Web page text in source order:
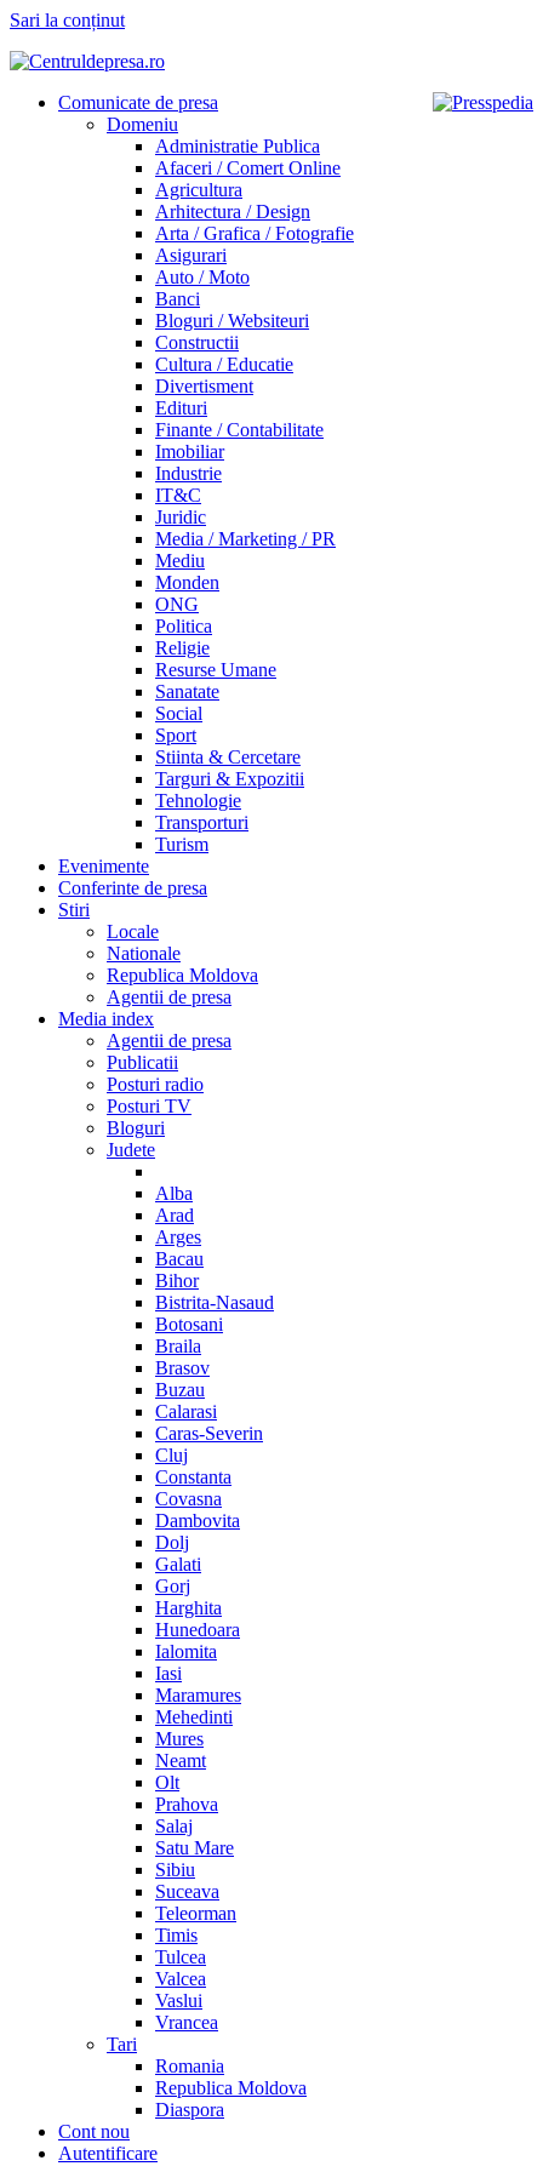
Sari la conținut
Comunicate de presa
Domeniu
Administratie Publica
Afaceri / Comert Online
Agricultura
Arhitectura / Design
Arta / Grafica / Fotografie
Asigurari
Auto / Moto
Banci
Bloguri / Websiteuri
Constructii
Cultura / Educatie
Divertisment
Edituri
Finante / Contabilitate
Imobiliar
Industrie
IT&C
Juridic
Media / Marketing / PR
Mediu
Monden
ONG
Politica
Religie
Resurse Umane
Sanatate
Social
Sport
Stiinta & Cercetare
Targuri & Expozitii
Tehnologie
Transporturi
Turism
Evenimente
Conferinte de presa
Stiri
Locale
Nationale
Republica Moldova
Agentii de presa
Media index
Agentii de presa
Publicatii
Posturi radio
Posturi TV
Bloguri
Judete
Alba
Arad
Arges
Bacau
Bihor
Bistrita-Nasaud
Botosani
Braila
Brasov
Buzau
Calarasi
Caras-Severin
Cluj
Constanta
Covasna
Dambovita
Dolj
Galati
Gorj
Harghita
Hunedoara
Ialomita
Iasi
Maramures
Mehedinti
Mures
Neamt
Olt
Prahova
Salaj
Satu Mare
Sibiu
Suceava
Teleorman
Timis
Tulcea
Valcea
Vaslui
Vrancea
Tari
Romania
Republica Moldova
Diaspora
Cont nou
Autentificare